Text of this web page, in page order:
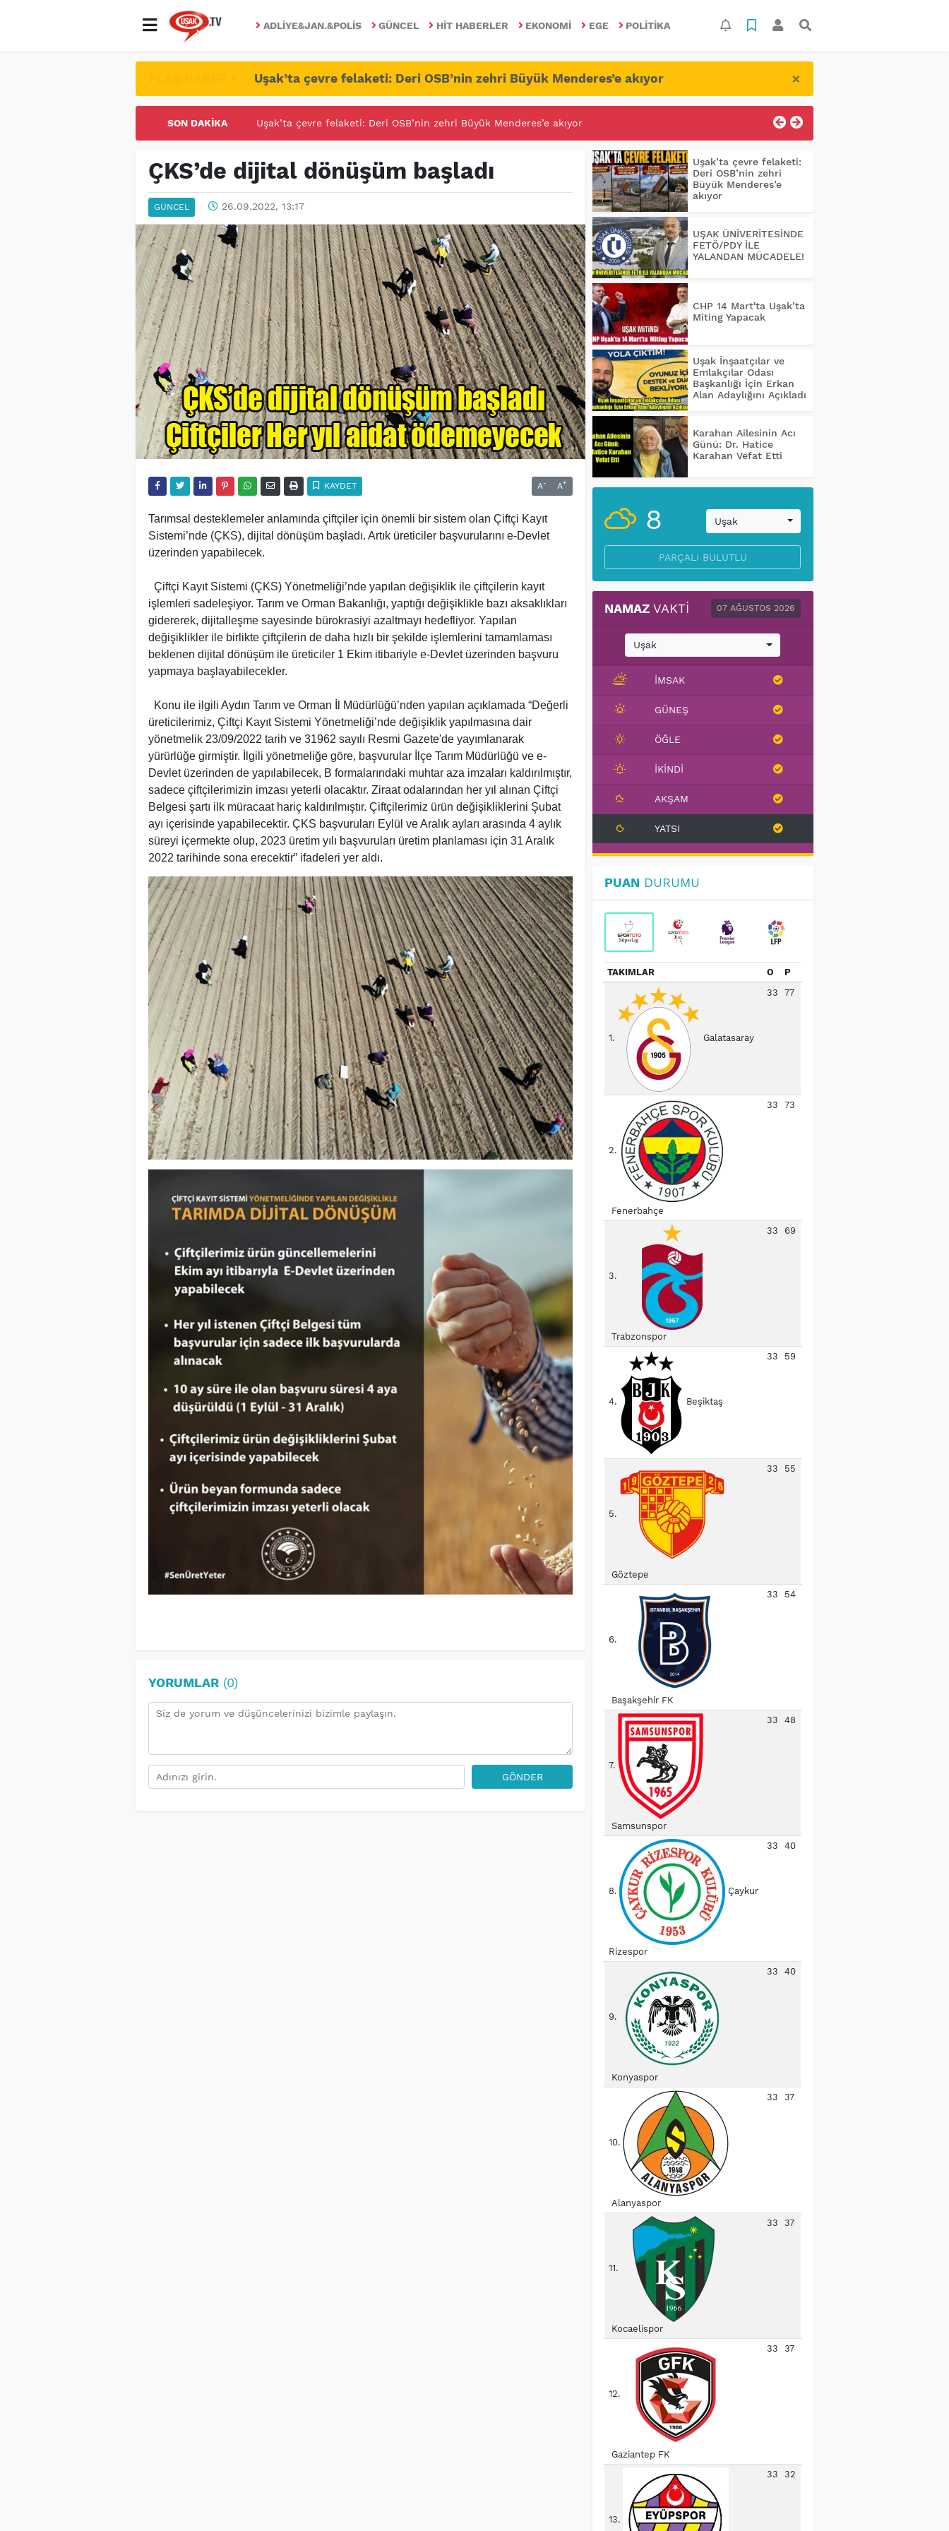
ADLIYE&JAN.&POLIS GÜNCEL HIT HABERLER EKONOMI EGE POLITIKA
Uşak’ta çevre felaketi: Deri OSB’nin zehri Büyük Menderes’e akıyor ×
SON DAKIKA UŞAK ÜNİVERİTESİNDE FETÖ/PDY İLE YALANDAN MÜCADELE!
ÇKS’de dijital dönüşüm başladı
GÜNCEL 26.09.2022, 13:17
KAYDET A- A+
Tarımsal desteklemeler anlamında çiftçiler için önemli bir sistem olan Çiftçi Kayıt
Sistemi’nde (ÇKS), dijital dönüşüm başladı. Artık üreticiler başvurularını e-Devlet
üzerinden yapabilecek.
Çiftçi Kayıt Sistemi (ÇKS) Yönetmeliği’nde yapılan değişiklik ile çiftçilerin kayıt
işlemleri sadeleşiyor. Tarım ve Orman Bakanlığı, yaptığı değişiklikle bazı aksaklıkları
gidererek, dijitalleşme sayesinde bürokrasiyi azaltmayı hedefliyor. Yapılan
değişiklikler ile birlikte çiftçilerin de daha hızlı bir şekilde işlemlerini tamamlaması
beklenen dijital dönüşüm ile üreticiler 1 Ekim itibariyle e-Devlet üzerinden başvuru
yapmaya başlayabilecekler.
Konu ile ilgili Aydın Tarım ve Orman İl Müdürlüğü’nden yapılan açıklamada “Değerli
üreticilerimiz, Çiftçi Kayıt Sistemi Yönetmeliği’nde değişiklik yapılmasına dair
yönetmelik 23/09/2022 tarih ve 31962 sayılı Resmi Gazete'de yayımlanarak
yürürlüğe girmiştir. İlgili yönetmeliğe göre, başvurular İlçe Tarım Müdürlüğü ve e-
Devlet üzerinden de yapılabilecek, B formalarındaki muhtar aza imzaları kaldırılmıştır,
sadece çiftçilerimizin imzası yeterli olacaktır. Ziraat odalarından her yıl alınan Çiftçi
Belgesi şartı ilk müracaat hariç kaldırılmıştır. Çiftçilerimiz ürün değişikliklerini Şubat
ayı içerisinde yapabilecektir. ÇKS başvuruları Eylül ve Aralık ayları arasında 4 aylık
süreyi içermekte olup, 2023 üretim yılı başvuruları üretim planlaması için 31 Aralık
2022 tarihinde sona erecektir” ifadeleri yer aldı.
YORUMLAR(0)
GÖNDER
Uşak’ta çevre felaketi:
Deri OSB’nin zehri
Büyük Menderes’e
akıyor
UŞAK ÜNİVERİTESİNDE
FETÖ/PDY İLE
YALANDAN MÜCADELE!
CHP 14 Mart'ta Uşak’ta
Miting Yapacak
Uşak İnşaatçılar ve
Emlakçılar Odası
Başkanlığı İçin Erkan
Alan Adaylığını Açıkladı
Karahan Ailesinin Acı
Günü: Dr. Hatice
Karahan Vefat Etti
8 Uşak
PARÇALI BULUTLU
NAMAZ VAKTI 07 AĞUSTOS 2026
Uşak
İMSAK
GÜNEŞ
ÖĞLE
İKINDI
AKŞAM
YATSI
PUAN DURUMU
TAKIMLAR O P
1. Galatasaray
33 77
2.
Fenerbahçe
33 73
3.
Trabzonspor
33 69
4. Beşiktaş
33 59
5.
Göztepe
33 55
6.
Başakşehir FK
33 54
7.
Samsunspor
33 48
8. Çaykur
Rizespor
33 40
9.
Konyaspor
33 40
10.
Alanyaspor
33 37
11.
Kocaelispor
33 37
12.
Gaziantep FK
33 37
13.
33 32